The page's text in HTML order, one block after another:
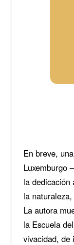
En breve,
Luxemburgo
la dedicación
la
La autora
la Escuela
vivacidad, de